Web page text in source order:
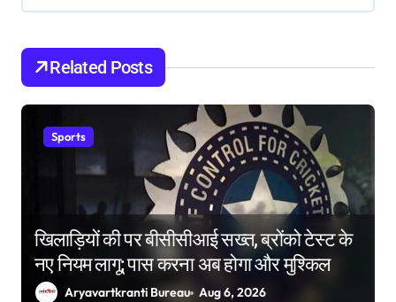
o
n
Related Posts
Sports
खिलाड़ियों की पर बीसीसीआई सख्त, ब्रोंको टेस्ट के
नए नियम लागू; पास करना अब होगा और मुश्किल
Aryavartkranti Bureau Aug 6, 2026